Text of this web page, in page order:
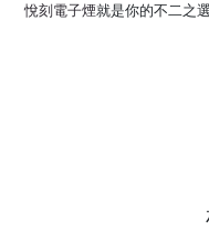
悅刻電子煙就是你的不二之選